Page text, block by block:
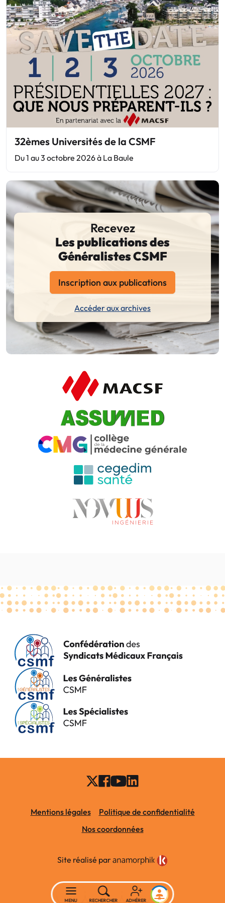
32èmes Universités de la CSMF
Du 1 au 3 octobre 2026 à La Baule
Recevez
Les publications des
Généralistes CSMF
Inscription aux publications
Accéder aux archives
Mentions légales
Politique de confidentialité
Nos coordonnées
Site réalisé par
MENU RECHERCHER ADHÉRER